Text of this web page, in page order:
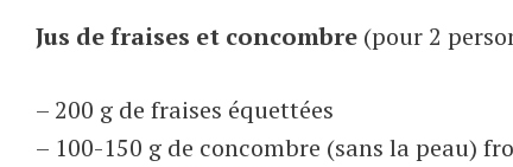
Jus de fraises et concombre (pour 2
– 200 g de fraises équettées
– 100-150 g de concombre (sans la peau)